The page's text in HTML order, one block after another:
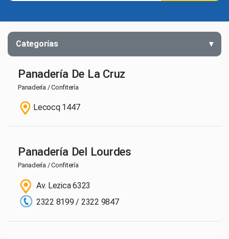
Categorías
Panadería De La Cruz
Panadería / Confitería
Lecocq 1447
Panadería Del Lourdes
Panadería / Confitería
Av. Lezica 6323
2322 8199 / 2322 9847